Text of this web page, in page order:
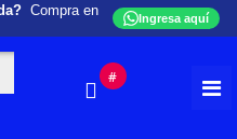
Compra en
Ingresa aquí
#